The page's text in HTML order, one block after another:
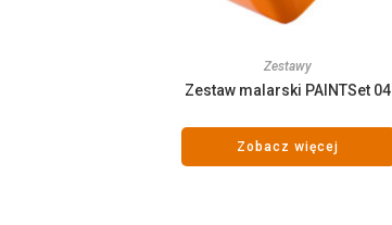
Zestawy
Zestaw malarski PAINTSet 04
Zobacz więcej